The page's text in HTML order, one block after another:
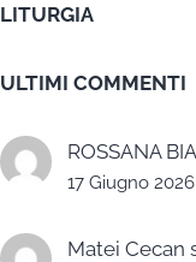
LITURGIA
ULTIMI COMMENTI
ROSSANA
17 Giugno 2026
Matei Cecan